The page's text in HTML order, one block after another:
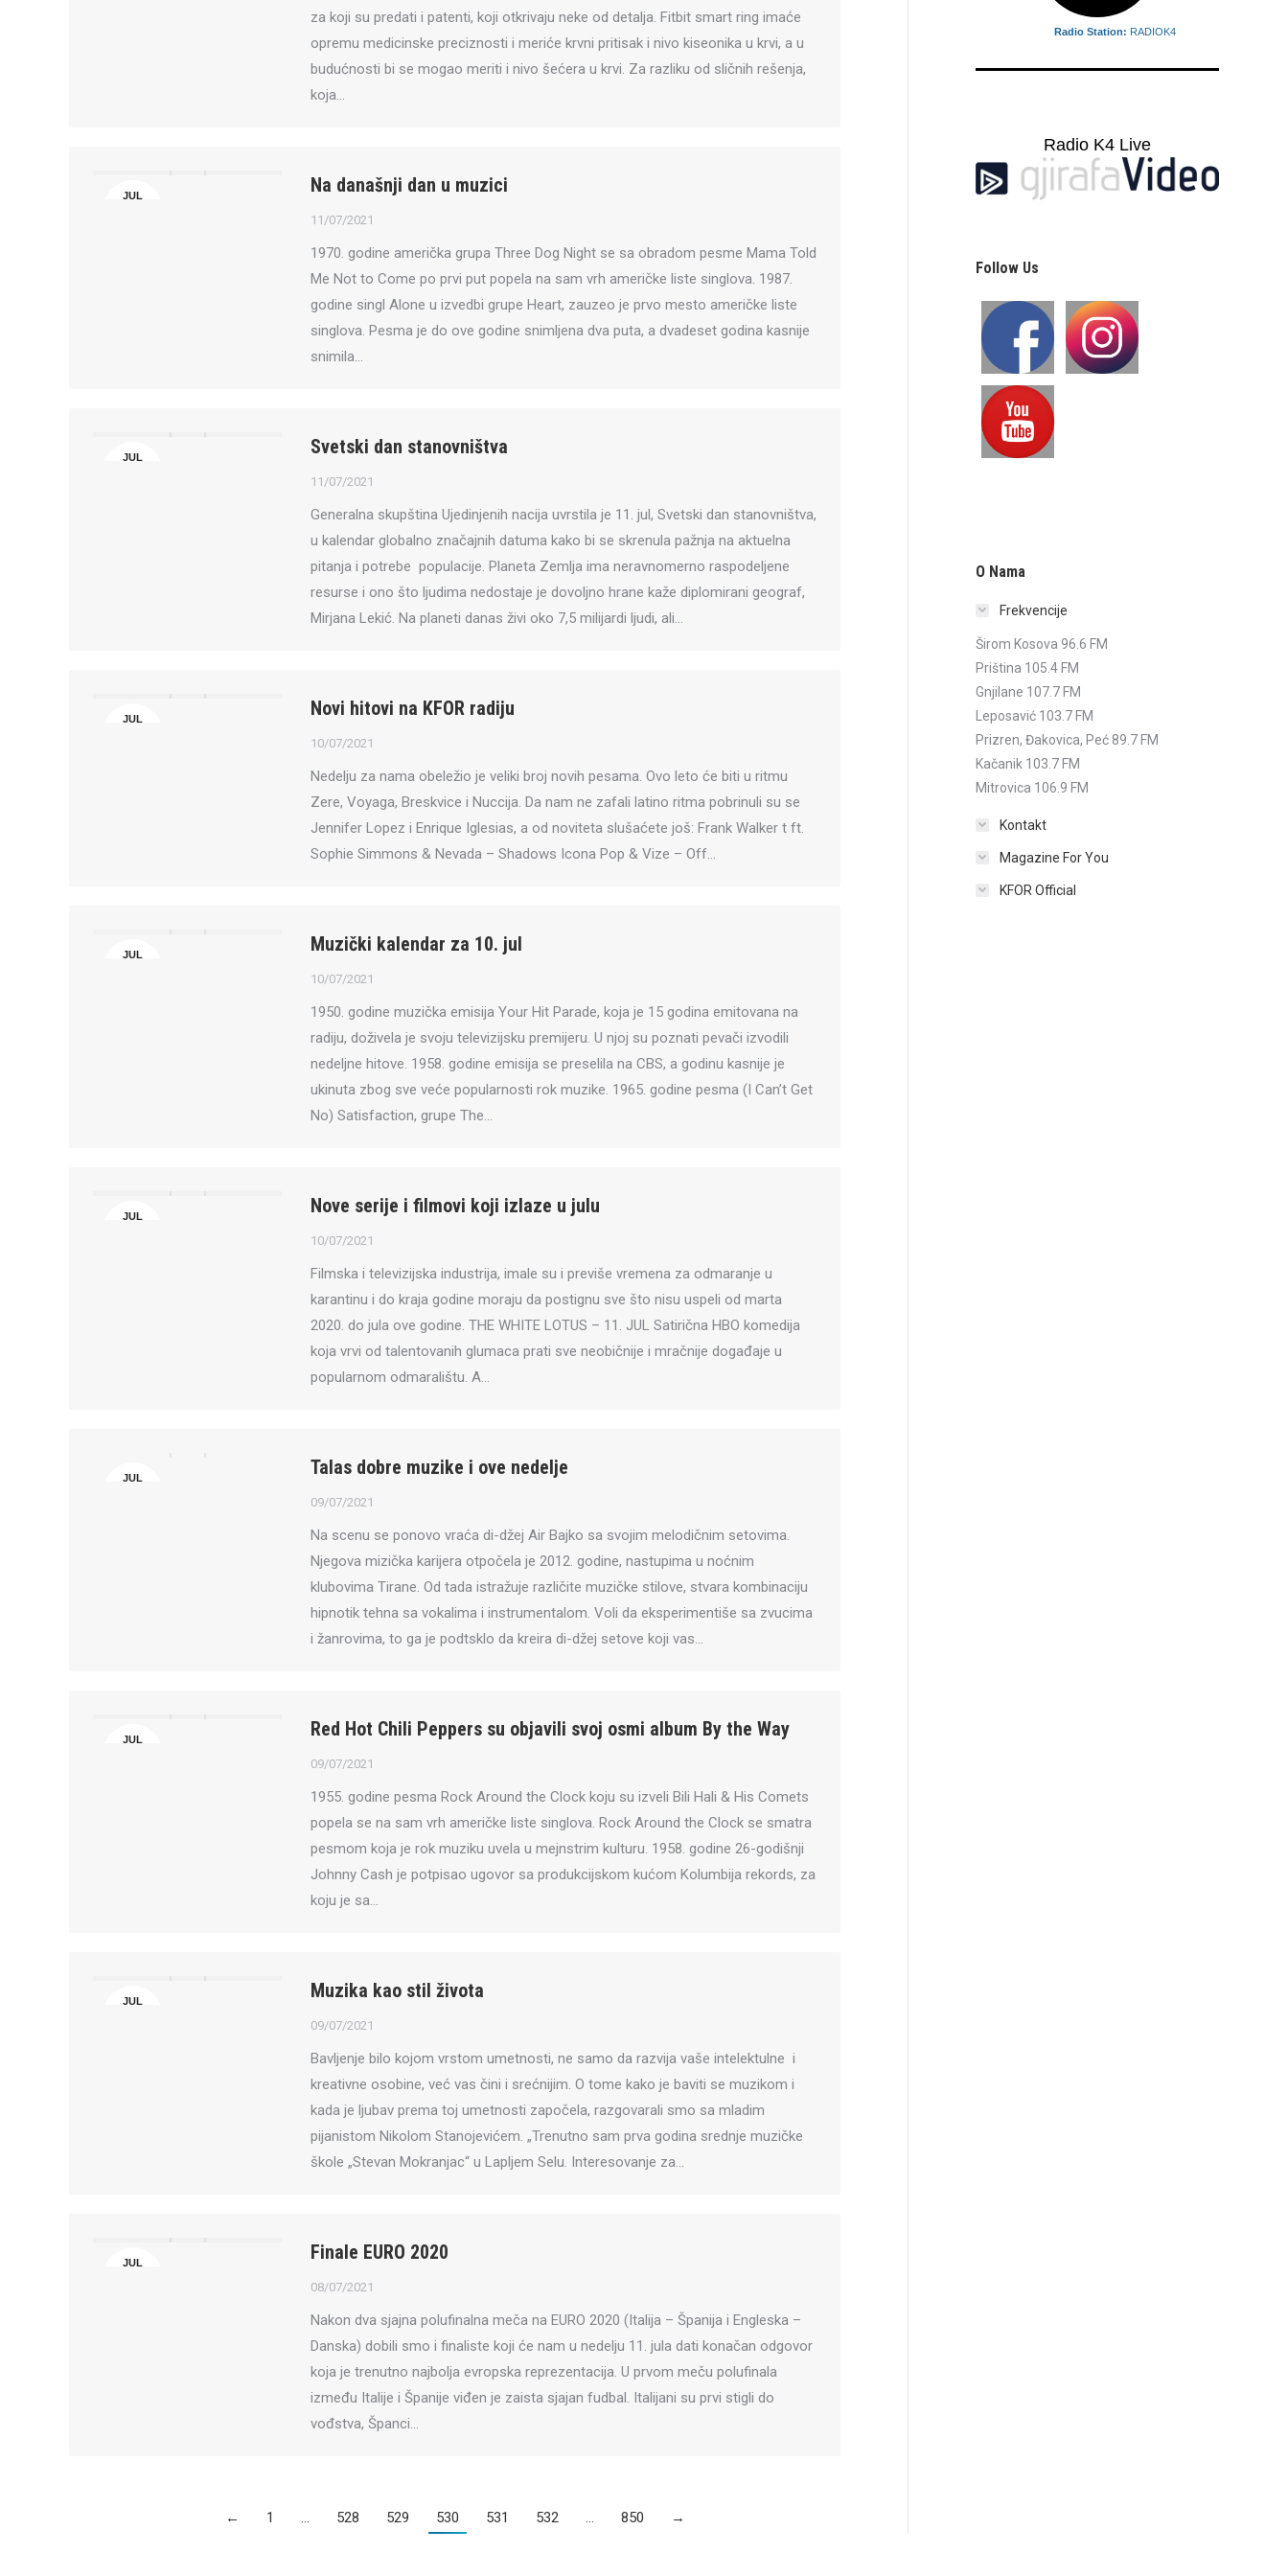
za koji su predati i patenti, koji otkrivaju neke od detalja. Fitbit smart ring imaće
opremu medicinske preciznosti i meriće krvni pritisak i nivo kiseonika u krvi, a u
budućnosti bi se mogao meriti i nivo šećera u krvi. Za razliku od sličnih rešenja,
koja…
JUL Na današnji dan u muzici
11/07/2021
1970. godine američka grupa Three Dog Night se sa obradom pesme Mama Told
Me Not to Come po prvi put popela na sam vrh američke liste singlova. 1987.
godine singl Alone u izvedbi grupe Heart, zauzeo je prvo mesto američke liste
singlova. Pesma je do ove godine snimljena dva puta, a dvadeset godina kasnije
snimila…
JUL Svetski dan stanovništva
11/07/2021
Generalna skupština Ujedinjenih nacija uvrstila je 11. jul, Svetski dan stanovništva,
u kalendar globalno značajnih datuma kako bi se skrenula pažnja na aktuelna
pitanja i potrebe populacije. Planeta Zemlja ima neravnomerno raspodeljene
resurse i ono što ljudima nedostaje je dovoljno hrane kaže diplomirani geograf,
Mirjana Lekić. Na planeti danas živi oko 7,5 milijardi ljudi, ali…
JUL Novi hitovi na KFOR radiju
10/07/2021
Nedelju za nama obeležio je veliki broj novih pesama. Ovo leto će biti u ritmu
Zere, Voyaga, Breskvice i Nuccija. Da nam ne zafali latino ritma pobrinuli su se
Jennifer Lopez i Enrique Iglesias, a od noviteta slušaćete još: Frank Walker t ft.
Sophie Simmons & Nevada – Shadows Icona Pop & Vize – Off…
JUL Muzički kalendar za 10. jul
10/07/2021
1950. godine muzička emisija Your Hit Parade, koja je 15 godina emitovana na
radiju, doživela je svoju televizijsku premijeru. U njoj su poznati pevači izvodili
nedeljne hitove. 1958. godine emisija se preselila na CBS, a godinu kasnije je
ukinuta zbog sve veće popularnosti rok muzike. 1965. godine pesma (I Can’t Get
No) Satisfaction, grupe The…
JUL Nove serije i filmovi koji izlaze u julu
10/07/2021
Filmska i televizijska industrija, imale su i previše vremena za odmaranje u
karantinu i do kraja godine moraju da postignu sve što nisu uspeli od marta
2020. do jula ove godine. THE WHITE LOTUS – 11. JUL Satirična HBO komedija
koja vrvi od talentovanih glumaca prati sve neobičnije i mračnije događaje u
popularnom odmaralištu. A…
JUL Talas dobre muzike i ove nedelje
09/07/2021
Na scenu se ponovo vraća di-džej Air Bajko sa svojim melodičnim setovima.
Njegova mizička karijera otpočela je 2012. godine, nastupima u noćnim
klubovima Tirane. Od tada istražuje različite muzičke stilove, stvara kombinaciju
hipnotik tehna sa vokalima i instrumentalom. Voli da eksperimentiše sa zvucima
i žanrovima, to ga je podtsklo da kreira di-džej setove koji vas…
JUL Red Hot Chili Peppers su objavili svoj osmi album By the Way
09/07/2021
1955. godine pesma Rock Around the Clock koju su izveli Bili Hali & His Comets
popela se na sam vrh američke liste singlova. Rock Around the Clock se smatra
pesmom koja je rok muziku uvela u mejnstrim kulturu. 1958. godine 26-godišnji
Johnny Cash je potpisao ugovor sa produkcijskom kućom Kolumbija rekords, za
koju je sa…
JUL Muzika kao stil života
09/07/2021
Bavljenje bilo kojom vrstom umetnosti, ne samo da razvija vaše intelektulne i
kreativne osobine, već vas čini i srećnijim. O tome kako je baviti se muzikom i
kada je ljubav prema toj umetnosti započela, razgovarali smo sa mladim
pijanistom Nikolom Stanojevićem. „Trenutno sam prva godina srednje muzičke
škole „Stevan Mokranjac“ u Lapljem Selu. Interesovanje za…
JUL Finale EURO 2020
08/07/2021
Nakon dva sjajna polufinalna meča na EURO 2020 (Italija – Španija i Engleska –
Danska) dobili smo i finaliste koji će nam u nedelju 11. jula dati konačan odgovor
koja je trenutno najbolja evropska reprezentacija. U prvom meču polufinala
između Italije i Španije viđen je zaista sjajan fudbal. Italijani su prvi stigli do
vođstva, Španci…
← 1 … 528 529 530 531 532 … 850 →
Radio Station: RADIOK4
Radio K4 Live
Follow Us
O Nama
Frekvencije
Širom Kosova 96.6 FM
Priština 105.4 FM
Gnjilane 107.7 FM
Leposavić 103.7 FM
Prizren, Đakovica, Peć 89.7 FM
Kačanik 103.7 FM
Mitrovica 106.9 FM
Kontakt
Magazine For You
KFOR Official